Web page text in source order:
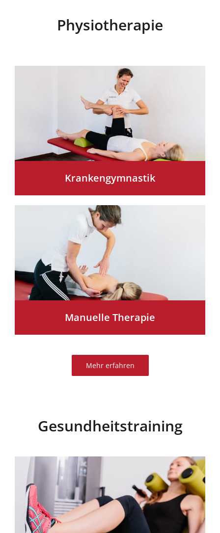
Physiotherapie
Krankengymnastik
Manuelle Therapie
Mehr erfahren
Gesundheitstraining